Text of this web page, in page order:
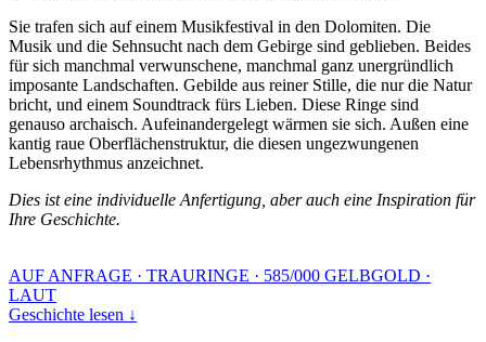
Sie trafen sich auf einem Musikfestival in den Dolomiten. Die
Musik und die Sehnsucht nach dem Gebirge sind geblieben. Beides
für sich manchmal verwunschene, manchmal ganz unergründlich
imposante Landschaften. Gebilde aus reiner Stille, die nur die Natur
bricht, und einem Soundtrack fürs Lieben. Diese Ringe sind
genauso archaisch. Aufeinandergelegt wärmen sie sich. Außen eine
kantig raue Oberflächenstruktur, die diesen ungezwungenen
Lebensrhythmus anzeichnet.
Dies ist eine individuelle Anfertigung, aber auch eine Inspiration für
Ihre Geschichte.
AUF ANFRAGE · TRAURINGE · 585/000 GELBGOLD ·
LAUT
Geschichte lesen ↓